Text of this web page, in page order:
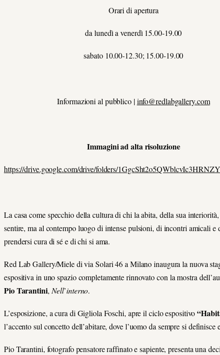
Orari di apertura
da lunedì a venerdì 15.00-19.00
sabato 10.00-12.30; 15.00-19.00
Informazioni al pubblico |info@redlabgallery.com
Immagini ad alta risoluzione
https://drive.google.com/drive/folders/
La casa come specchio della cultura di chi la abita, della sua
sentire, ma al contempo luogo di intense pulsioni, di incontri amicali e
prendersi cura di sé e di chi si ama.
Red Lab Gallery/Miele di via Solari 46 a Milano inaugura la nuova
espositiva in uno spazio completamente rinnovato con la mostra
Pio Tarantini, Nell’interno.
L’esposizione, a cura di Gigliola Foschi, apre il ciclo espositivo
l’accento sul concetto dell’abitare, dove l’uomo da sempre si definisce
Pio Tarantini, fotografo pensatore raffinato e sapiente, presenta una